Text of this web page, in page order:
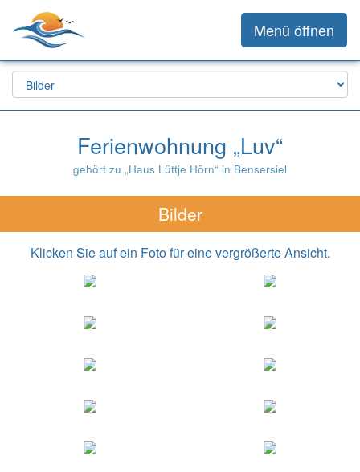
Menü öffnen
Ferienwohnung „Luv“
gehört zu „Haus Lüttje Hörn“ in Bensersiel
Bilder
Klicken Sie auf ein Foto für eine vergrößerte Ansicht.